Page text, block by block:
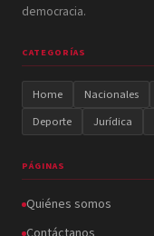
democracia.
CATEGORÍAS
Home Nacionales
Deporte
Jurídica
PÁGINAS
Quiénes somos